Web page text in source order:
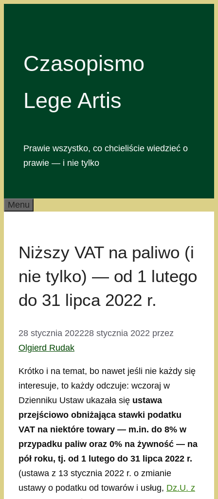
Czasopismo
Lege Artis
Prawie wszystko, co chcieliście wiedzieć o
prawie — i nie tylko
Menu
Niższy VAT na paliwo (i
nie tylko) — od 1 lutego
do 31 lipca 2022 r.
28 stycznia 202228 stycznia 2022 przez
Olgierd Rudak
Krótko i na temat, bo nawet jeśli nie każdy się
interesuje, to każdy odczuje: wczoraj w
Dzienniku Ustaw ukazała się ustawa
przejściowo obniżająca stawki podatku
VAT na niektóre towary — m.in. do 8% w
przypadku paliw oraz 0% na żywność — na
pół roku, tj. od 1 lutego do 31 lipca 2022 r.
(ustawa z 13 stycznia 2022 r. o zmianie
ustawy o podatku od towarów i usług, Dz.U. z